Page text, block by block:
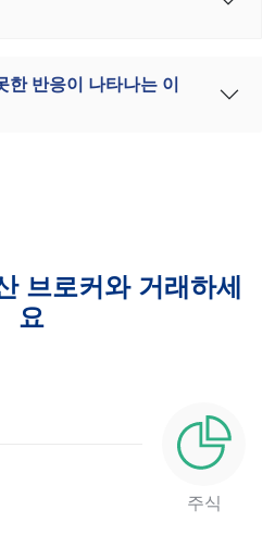
한 반응이 나타나는 이
브로커와 거래하세
요
주식